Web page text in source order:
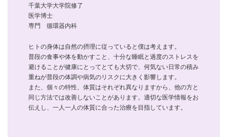
千葉大学大学院修了
医学博士
専門 循環器内科
ヒトの身体は自然の摂理に従っていると僕は考えます。
普段の食事や体を動かすこと、十分な睡眠と過度のストレスを
避けることが健康にとってとても大切で、何気ない日常の積み
重ねが普段の体調や病気のリスクに大きく影響します。
また、個々の特性、体質はそれぞれ異なりますから、他の方と
同じ方法では改善しないことがあります。適切な医学情報をお
伝えし、一人一人の体質に合った治療を目指しています。